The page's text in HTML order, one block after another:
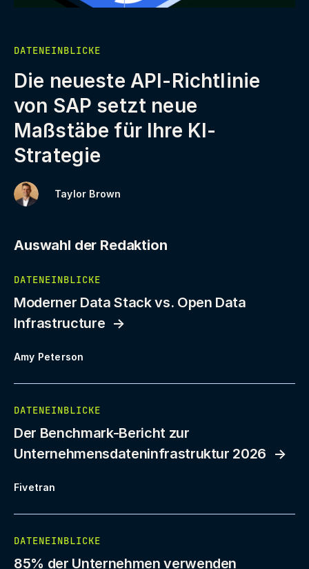
DATENEINBLICKE
Die neueste API-Richtlinie
von SAP setzt neue
Maßstäbe für Ihre KI-
Strategie
Taylor Brown
Auswahl der Redaktion
DATENEINBLICKE
Moderner Data Stack vs. Open Data
Infrastructure
Amy Peterson
DATENEINBLICKE
Der Benchmark-Bericht zur
Unternehmensdateninfrastruktur 2026
Fivetran
DATENEINBLICKE
85% der Unternehmen verwenden